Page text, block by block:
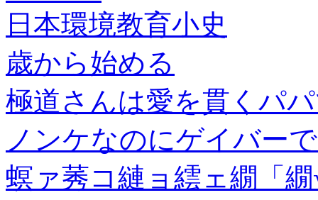
日本環境教育小史
歳から始める
極道さんは愛を貫くパ
ノンケなのにゲイバー
螟ァ莠コ縺ョ繧ェ繝「